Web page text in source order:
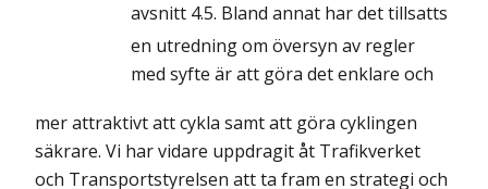
avsnitt 4.5. Bland annat har det tillsatts
en utredning om översyn av regler
med syfte är att göra det enklare och
mer attraktivt att cykla samt att göra cyklingen
säkrare. Vi har vidare uppdragit åt Trafikverket
och Transportstyrelsen att ta fram en strategi och